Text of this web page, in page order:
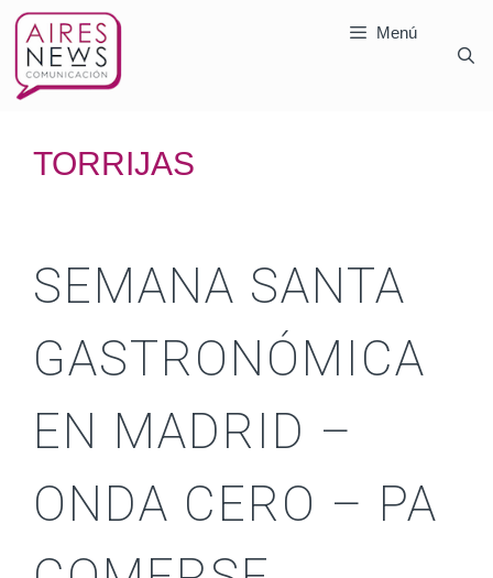
Menú
TORRIJAS
SEMANA SANTA
GASTRONÓMICA
EN MADRID –
ONDA CERO – PA